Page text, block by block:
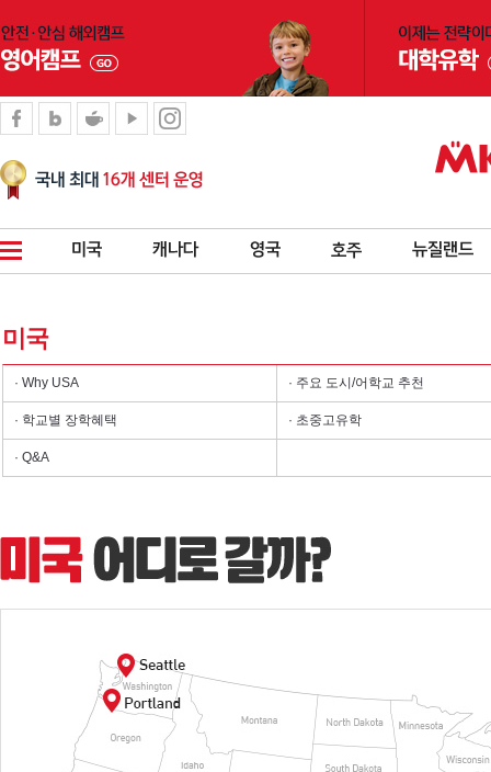
미국
· Why USA · 주요 도시/어학교 추천
· 학교별 장학혜택 · 초중고유학
· Q&A